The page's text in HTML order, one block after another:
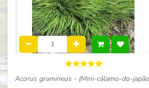
Acorus gramineus - (Mini-cálamo-do-